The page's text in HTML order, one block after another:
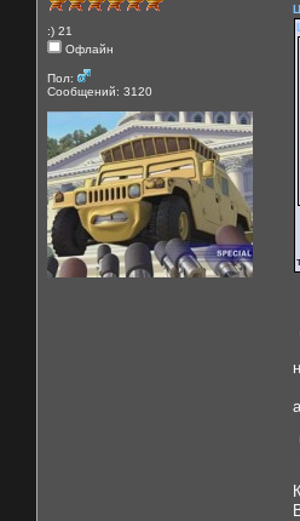
:) 21
Офлайн
Пол:
Сообщений: 3120